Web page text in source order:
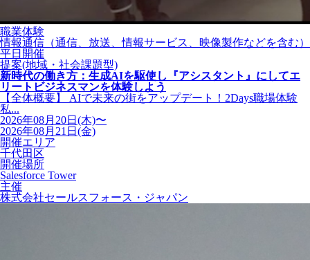
職業体験
情報通信（通信、放送、情報サービス、映像製作などを含む）
平日開催
提案(地域・社会課題型)
新時代の働き方：生成AIを駆使し『アシスタント』にしてエ
リートビジネスマンを体験しよう
【全体概要】 AIで未来の街をアップデート！2Days職場体験
私...
2026年08月20日(木)〜
2026年08月21日(金)
開催エリア
千代田区
開催場所
Salesforce Tower
主催
株式会社セールスフォース・ジャパン